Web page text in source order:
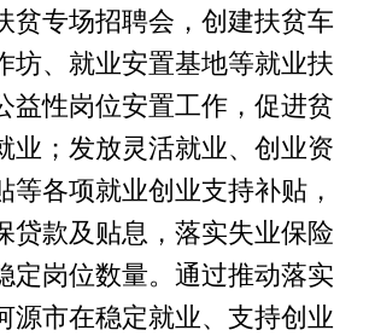
贫专场招聘会，创建扶贫车
坊、就业安置基地等就业扶
益性岗位安置工作，促进贫
业；发放灵活就业、创业资
等各项就业创业支持补贴，
贷款及贴息，落实失业保险
定岗位数量。通过推动落实
源市在稳定就业、支持创业